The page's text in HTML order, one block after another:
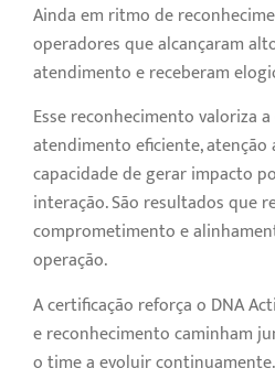
Ainda em ritmo de
operadores que alcançaram
atendimento e receberam
Esse reconhecimento valoriza
atendimento eficiente, atenção
capacidade de gerar impacto
interação. São resultados que
comprometimento e
operação.
A certificação reforça o DNA
e reconhecimento caminham
o time a evoluir continuamente.